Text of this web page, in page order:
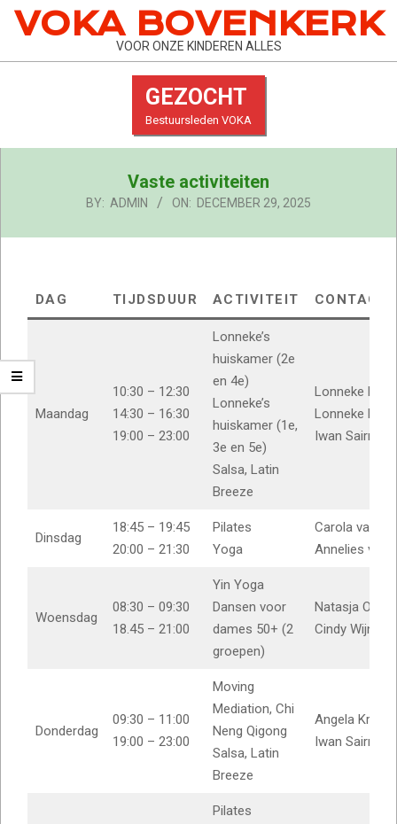
SkipVOKA BOVENKERK
VOOR ONZE KINDEREN ALLES
GEZOCHT
Bestuursleden VOKA
Vaste activiteiten
BY: ADMIN ON: DECEMBER 29, 2025
DAG TIJDSDUUR ACTIVITEIT
Maandag
10:30 – 12:30
14:30 – 16:30
19:00 – 23:00
Lonneke’s
huiskamer (2e
en 4e)
Lonneke’s
huiskamer (1e,
3e en 5e)
Salsa, Latin
Breeze
Lonneke
Lonneke
Iwan Sairras
Dinsdag
18:45 – 19:45
20:00 – 21:30
Pilates
Yoga
Carola van
Annelies van
Woensdag
08:30 – 09:30
18.45 – 21:00
Yin Yoga
Dansen voor
dames 50+ (2
groepen)
Natasja Oost
Cindy Wijnen
Donderdag
09:30 – 11:00
19:00 – 23:00
Moving
Mediation, Chi
Neng Qigong
Salsa, Latin
Breeze
Angela
Iwan Sairras
Pilates